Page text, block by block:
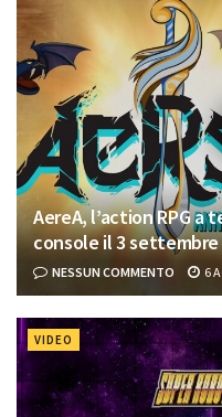
AereA, l’action RPG a
console il 3 settembre
NESSUN COMMENTO 6
VIDEO